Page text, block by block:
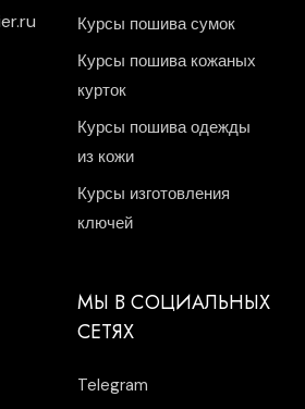
Курсы пошива сумок
Курсы пошива кожаных
курток
Курсы пошива одежды
из кожи
Курсы изготовления
ключей
МЫ В СОЦИАЛЬНЫХ
СЕТЯХ
Telegram